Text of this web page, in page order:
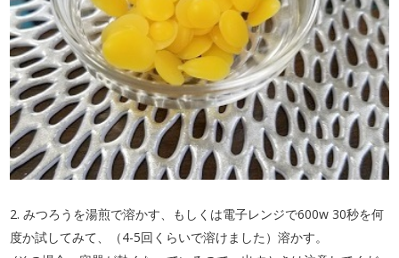
2. みつろうを湯煎で溶かす、もしくは電子レンジで600w 30秒を何
度か試してみて、（4-5回くらいで溶けました）溶かす。